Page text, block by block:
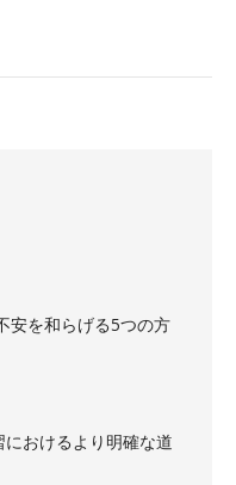
安を和らげる5つの方
おけるより明確な道